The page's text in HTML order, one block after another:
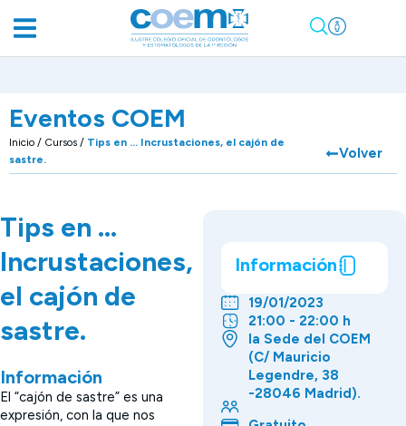
Eventos COEM
Inicio / Cursos / Tips en … Incrustaciones, el cajón de
sastre.
Volver
Tips en …
Incrustaciones,
el cajón de
sastre.
Información
El “cajón de sastre” es una
expresión, con la que nos
Información
19/01/2023
21:00 - 22:00 h
la Sede del COEM
(C/ Mauricio
Legendre, 38
-28046 Madrid).